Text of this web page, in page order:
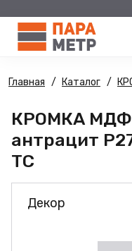
Главная Каталог
КРОМКА МДФ
антрацит
ТС
Декор